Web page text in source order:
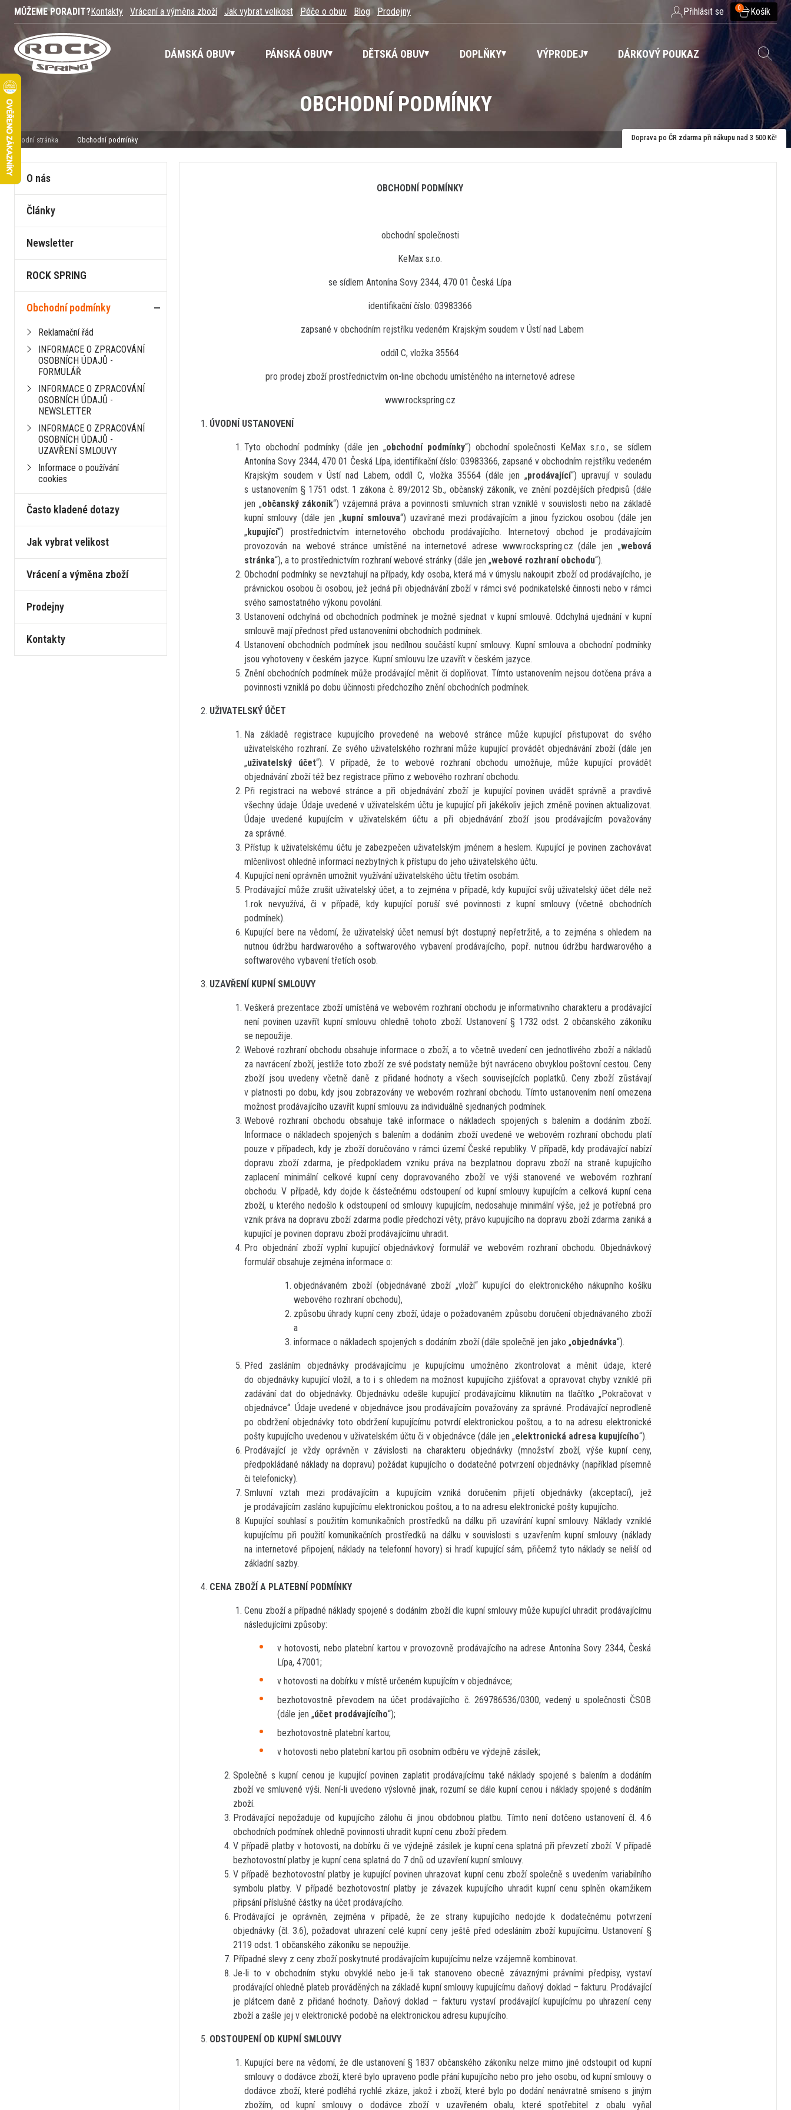
MŮŽEME PORADIT?Kontakty Vrácení a výměna zboží Jak vybrat velikost Péče o obuv Blog Prodejny Přihlásit se 0 Košík
DÁMSKÁ OBUV PÁNSKÁ OBUV DĚTSKÁ OBUV DOPLŇKY VÝPRODEJ DÁRKOVÝ POUKAZ
OBCHODNÍ PODMÍNKY
Úvodní stránka Obchodní podmínky Doprava po ČR zdarma při nákupu nad 3 500 Kč!
OBCHODNÍ PODMÍNKY
obchodní společnosti
KeMax s.r.o.
se sídlem Antonína Sovy 2344, 470 01 Česká Lípa
identifikační číslo: 03983366
zapsané v obchodním rejstříku vedeném Krajským soudem v Ústí nad Labem
oddíl C, vložka 35564
pro prodej zboží prostřednictvím on-line obchodu umístěného na internetové adrese
www.rockspring.cz
ÚVODNÍ USTANOVENÍ
Tyto obchodní podmínky (dále jen „obchodní podmínky“) obchodní společnosti KeMax s.r.o., se sídlem
Antonína Sovy 2344, 470 01 Česká Lípa, identifikační číslo: 03983366, zapsané v obchodním rejstříku vedeném
Krajským soudem v Ústí nad Labem, oddíl C, vložka 35564 (dále jen „prodávající“) upravují v souladu
s ustanovením § 1751 odst. 1 zákona č. 89/2012 Sb., občanský zákoník, ve znění pozdějších předpisů (dále
jen „občanský zákoník“) vzájemná práva a povinnosti smluvních stran vzniklé v souvislosti nebo na základě
kupní smlouvy (dále jen „kupní smlouva“) uzavírané mezi prodávajícím a jinou fyzickou osobou (dále jen
„kupující“) prostřednictvím internetového obchodu prodávajícího. Internetový obchod je prodávajícím
provozován na webové stránce umístěné na internetové adrese www.rockspring.cz (dále jen „webová
stránka“), a to prostřednictvím rozhraní webové stránky (dále jen „webové rozhraní obchodu“).
Obchodní podmínky se nevztahují na případy, kdy osoba, která má v úmyslu nakoupit zboží od prodávajícího, je
právnickou osobou či osobou, jež jedná při objednávání zboží v rámci své podnikatelské činnosti nebo v rámci
svého samostatného výkonu povolání.
Ustanovení odchylná od obchodních podmínek je možné sjednat v kupní smlouvě. Odchylná ujednání v kupní
smlouvě mají přednost před ustanoveními obchodních podmínek.
Ustanovení obchodních podmínek jsou nedílnou součástí kupní smlouvy. Kupní smlouva a obchodní podmínky
jsou vyhotoveny v českém jazyce. Kupní smlouvu lze uzavřít v českém jazyce.
Znění obchodních podmínek může prodávající měnit či doplňovat. Tímto ustanovením nejsou dotčena práva a
povinnosti vzniklá po dobu účinnosti předchozího znění obchodních podmínek.
UŽIVATELSKÝ ÚČET
Na základě registrace kupujícího provedené na webové stránce může kupující přistupovat do svého
uživatelského rozhraní. Ze svého uživatelského rozhraní může kupující provádět objednávání zboží (dále jen
„uživatelský účet“). V případě, že to webové rozhraní obchodu umožňuje, může kupující provádět
objednávání zboží též bez registrace přímo z webového rozhraní obchodu.
Při registraci na webové stránce a při objednávání zboží je kupující povinen uvádět správně a pravdivě
všechny údaje. Údaje uvedené v uživatelském účtu je kupující při jakékoliv jejich změně povinen aktualizovat.
Údaje uvedené kupujícím v uživatelském účtu a při objednávání zboží jsou prodávajícím považovány
za správné.
Přístup k uživatelskému účtu je zabezpečen uživatelským jménem a heslem. Kupující je povinen zachovávat
mlčenlivost ohledně informací nezbytných k přístupu do jeho uživatelského účtu.
Kupující není oprávněn umožnit využívání uživatelského účtu třetím osobám.
Prodávající může zrušit uživatelský účet, a to zejména v případě, kdy kupující svůj uživatelský účet déle než
1.rok nevyužívá, či v případě, kdy kupující poruší své povinnosti z kupní smlouvy (včetně obchodních
podmínek).
Kupující bere na vědomí, že uživatelský účet nemusí být dostupný nepřetržitě, a to zejména s ohledem na
nutnou údržbu hardwarového a softwarového vybavení prodávajícího, popř. nutnou údržbu hardwarového a
softwarového vybavení třetích osob.
UZAVŘENÍ KUPNÍ SMLOUVY
Veškerá prezentace zboží umístěná ve webovém rozhraní obchodu je informativního charakteru a prodávající
není povinen uzavřít kupní smlouvu ohledně tohoto zboží. Ustanovení § 1732 odst. 2 občanského zákoníku
se nepoužije.
Webové rozhraní obchodu obsahuje informace o zboží, a to včetně uvedení cen jednotlivého zboží a nákladů
za navrácení zboží, jestliže toto zboží ze své podstaty nemůže být navráceno obvyklou poštovní cestou. Ceny
zboží jsou uvedeny včetně daně z přidané hodnoty a všech souvisejících poplatků. Ceny zboží zůstávají
v platnosti po dobu, kdy jsou zobrazovány ve webovém rozhraní obchodu. Tímto ustanovením není omezena
možnost prodávajícího uzavřít kupní smlouvu za individuálně sjednaných podmínek.
Webové rozhraní obchodu obsahuje také informace o nákladech spojených s balením a dodáním zboží.
Informace o nákladech spojených s balením a dodáním zboží uvedené ve webovém rozhraní obchodu platí
pouze v případech, kdy je zboží doručováno v rámci území České republiky. V případě, kdy prodávající nabízí
dopravu zboží zdarma, je předpokladem vzniku práva na bezplatnou dopravu zboží na straně kupujícího
zaplacení minimální celkové kupní ceny dopravovaného zboží ve výši stanovené ve webovém rozhraní
obchodu. V případě, kdy dojde k částečnému odstoupení od kupní smlouvy kupujícím a celková kupní cena
zboží, u kterého nedošlo k odstoupení od smlouvy kupujícím, nedosahuje minimální výše, jež je potřebná pro
vznik práva na dopravu zboží zdarma podle předchozí věty, právo kupujícího na dopravu zboží zdarma zaniká a
kupující je povinen dopravu zboží prodávajícímu uhradit.
Pro objednání zboží vyplní kupující objednávkový formulář ve webovém rozhraní obchodu. Objednávkový
formulář obsahuje zejména informace o:
objednávaném zboží (objednávané zboží „vloží“ kupující do elektronického nákupního košíku
webového rozhraní obchodu),
způsobu úhrady kupní ceny zboží, údaje o požadovaném způsobu doručení objednávaného zboží
a
informace o nákladech spojených s dodáním zboží (dále společně jen jako „objednávka“).
Před zasláním objednávky prodávajícímu je kupujícímu umožněno zkontrolovat a měnit údaje, které
do objednávky kupující vložil, a to i s ohledem na možnost kupujícího zjišťovat a opravovat chyby vzniklé při
zadávání dat do objednávky. Objednávku odešle kupující prodávajícímu kliknutím na tlačítko „Pokračovat v
objednávce“. Údaje uvedené v objednávce jsou prodávajícím považovány za správné. Prodávající neprodleně
po obdržení objednávky toto obdržení kupujícímu potvrdí elektronickou poštou, a to na adresu elektronické
pošty kupujícího uvedenou v uživatelském účtu či v objednávce (dále jen „elektronická adresa kupujícího“).
Prodávající je vždy oprávněn v závislosti na charakteru objednávky (množství zboží, výše kupní ceny,
předpokládané náklady na dopravu) požádat kupujícího o dodatečné potvrzení objednávky (například písemně
či telefonicky).
Smluvní vztah mezi prodávajícím a kupujícím vzniká doručením přijetí objednávky (akceptací), jež
je prodávajícím zasláno kupujícímu elektronickou poštou, a to na adresu elektronické pošty kupujícího.
Kupující souhlasí s použitím komunikačních prostředků na dálku při uzavírání kupní smlouvy. Náklady vzniklé
kupujícímu při použití komunikačních prostředků na dálku v souvislosti s uzavřením kupní smlouvy (náklady
na internetové připojení, náklady na telefonní hovory) si hradí kupující sám, přičemž tyto náklady se neliší od
základní sazby.
CENA ZBOŽÍ A PLATEBNÍ PODMÍNKY
Cenu zboží a případné náklady spojené s dodáním zboží dle kupní smlouvy může kupující uhradit prodávajícímu
následujícími způsoby:
v hotovosti, nebo platební kartou v provozovně prodávajícího na adrese Antonína Sovy 2344, Česká
Lípa, 47001;
v hotovosti na dobírku v místě určeném kupujícím v objednávce;
bezhotovostně převodem na účet prodávajícího č. 269786536/0300, vedený u společnosti ČSOB
(dále jen „účet prodávajícího“);
bezhotovostně platební kartou;
v hotovosti nebo platební kartou při osobním odběru ve výdejně zásilek;
Společně s kupní cenou je kupující povinen zaplatit prodávajícímu také náklady spojené s balením a dodáním
zboží ve smluvené výši. Není-li uvedeno výslovně jinak, rozumí se dále kupní cenou i náklady spojené s dodáním
zboží.
Prodávající nepožaduje od kupujícího zálohu či jinou obdobnou platbu. Tímto není dotčeno ustanovení čl. 4.6
obchodních podmínek ohledně povinnosti uhradit kupní cenu zboží předem.
V případě platby v hotovosti, na dobírku či ve výdejně zásilek je kupní cena splatná při převzetí zboží. V případě
bezhotovostní platby je kupní cena splatná do 7 dnů od uzavření kupní smlouvy.
V případě bezhotovostní platby je kupující povinen uhrazovat kupní cenu zboží společně s uvedením variabilního
symbolu platby. V případě bezhotovostní platby je závazek kupujícího uhradit kupní cenu splněn okamžikem
připsání příslušné částky na účet prodávajícího.
Prodávající je oprávněn, zejména v případě, že ze strany kupujícího nedojde k dodatečnému potvrzení
objednávky (čl. 3.6), požadovat uhrazení celé kupní ceny ještě před odesláním zboží kupujícímu. Ustanovení §
2119 odst. 1 občanského zákoníku se nepoužije.
Případné slevy z ceny zboží poskytnuté prodávajícím kupujícímu nelze vzájemně kombinovat.
Je-li to v obchodním styku obvyklé nebo je-li tak stanoveno obecně závaznými právními předpisy, vystaví
prodávající ohledně plateb prováděných na základě kupní smlouvy kupujícímu daňový doklad – fakturu. Prodávající
je plátcem daně z přidané hodnoty. Daňový doklad – fakturu vystaví prodávající kupujícímu po uhrazení ceny
zboží a zašle jej v elektronické podobě na elektronickou adresu kupujícího.
ODSTOUPENÍ OD KUPNÍ SMLOUVY
Kupující bere na vědomí, že dle ustanovení § 1837 občanského zákoníku nelze mimo jiné odstoupit od kupní
smlouvy o dodávce zboží, které bylo upraveno podle přání kupujícího nebo pro jeho osobu, od kupní smlouvy o
dodávce zboží, které podléhá rychlé zkáze, jakož i zboží, které bylo po dodání nenávratně smíseno s jiným
zbožím, od kupní smlouvy o dodávce zboží v uzavřeném obalu, které spotřebitel z obalu vyňal
O nás
Články
Newsletter
ROCK SPRING
Obchodní podmínky
Reklamační řád
INFORMACE O ZPRACOVÁNÍ
OSOBNÍCH ÚDAJŮ -
FORMULÁŘ
INFORMACE O ZPRACOVÁNÍ
OSOBNÍCH ÚDAJŮ -
NEWSLETTER
INFORMACE O ZPRACOVÁNÍ
OSOBNÍCH ÚDAJŮ -
UZAVŘENÍ SMLOUVY
Informace o používání
cookies
Často kladené dotazy
Jak vybrat velikost
Vrácení a výměna zboží
Prodejny
Kontakty